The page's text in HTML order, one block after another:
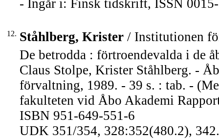
- Ingår i: Finsk tidskrift, ISSN
12. Ståhlberg, Krister / Institutionen
De betrodda : förtroendevalda i de
Claus Stolpe, Krister Ståhlberg. -
förvaltning, 1989. - 39 s. : tab. -
fakulteten vid Åbo Akademi
ISBN 951-649-551-6
UDK 351/354, 328:352(480.2),